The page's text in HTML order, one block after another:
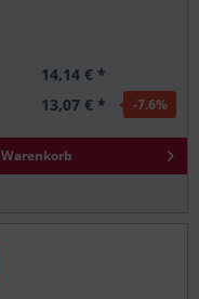
14,14 € *
13,07 € * -7.6%
Warenkorb